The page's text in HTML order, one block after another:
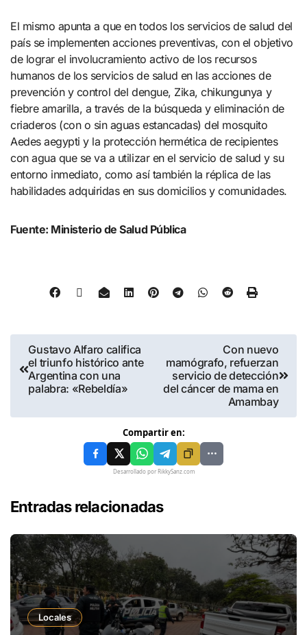
El mismo apunta a que en todos los servicios de salud del
país se implementen acciones preventivas, con el objetivo
de lograr el involucramiento activo de los recursos
humanos de los servicios de salud en las acciones de
prevención y control del dengue, Zika, chikungunya y
fiebre amarilla, a través de la búsqueda y eliminación de
criaderos (con o sin aguas estancadas) del mosquito
Aedes aegypti y la protección hermética de recipientes
con agua que se va a utilizar en el servicio de salud y su
entorno inmediato, como así también la réplica de las
habilidades adquiridas en sus domicilios y comunidades.
Fuente: Ministerio de Salud Pública
Gustavo Alfaro califica
el triunfo histórico ante
Argentina con una
palabra: «Rebeldía»
Con nuevo
mamógrafo, refuerzan
servicio de detección
del cáncer de mama en
Amambay
Compartir en:
Desarrollado por RikkySanz.com
Entradas relacionadas
Locales